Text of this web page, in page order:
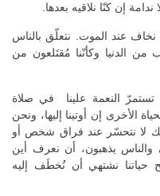
ندامة إن كنّا نلاقيه بعدها.
نخاف عند الموت. نتعلّق بالناس
من الدنيا وكأنّنا مُقتَلعون من
تستمرّ النعمة علينا في صلاة
الأخرى إن أوتينا إليها، ونحن
لا نتحسّر عند فراق شخص أو
والناس يذهبون، أن نعرف أين
حياتنا نشتهي أن نُخطَف إليه